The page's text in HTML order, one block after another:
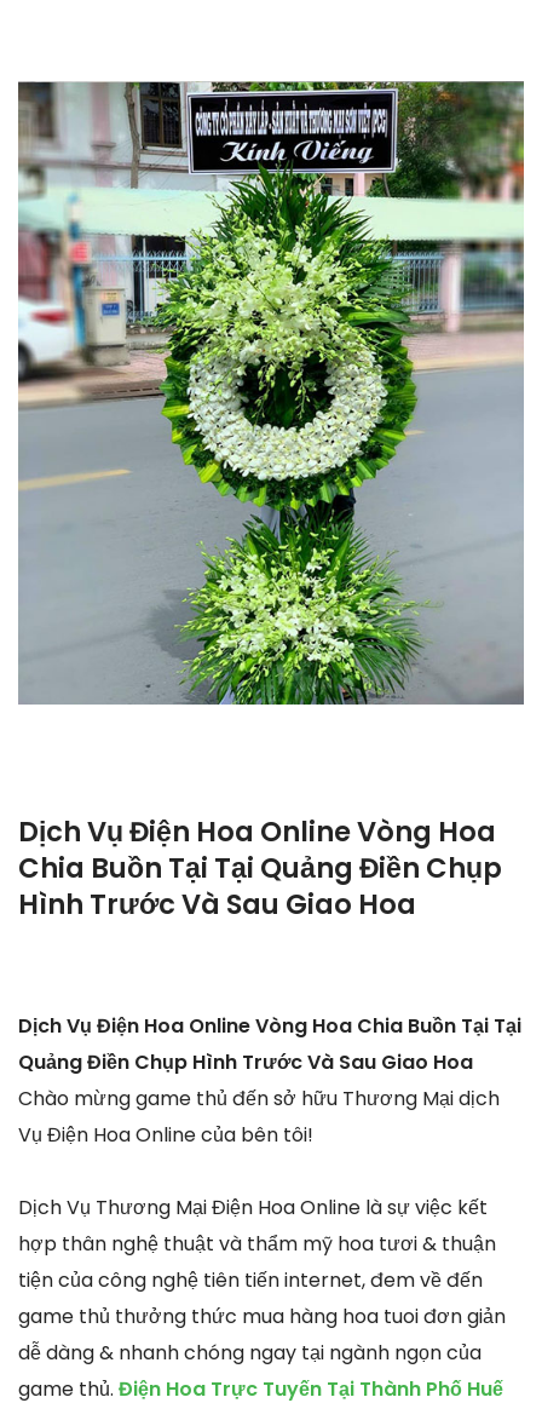
Dịch Vụ Điện Hoa Online Vòng Hoa
Chia Buồn Tại Tại Quảng Điền Chụp
Hình Trước Và Sau Giao Hoa
Dịch Vụ Điện Hoa Online Vòng Hoa Chia Buồn Tại Tại
Quảng Điền Chụp Hình Trước Và Sau Giao Hoa
Chào mừng game thủ đến sở hữu Thương Mại dịch
Vụ Điện Hoa Online của bên tôi!
Dịch Vụ Thương Mại Điện Hoa Online là sự việc kết
hợp thân nghệ thuật và thẩm mỹ hoa tươi & thuận
tiện của công nghệ tiên tiến internet, đem về đến
game thủ thưởng thức mua hàng hoa tuoi đơn giản
dễ dàng & nhanh chóng ngay tại ngành ngọn của
game thủ. Điện Hoa Trực Tuyến Tại Thành Phố Huế